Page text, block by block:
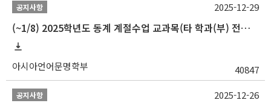
공지사항
(~1/8) 2025학년도 동계 계절수업 교과목(타 학과(부) 전공 및 교양) 성적평가방법 선택제 신청 안내
아시아언어문명학부 40847
2025-12-29
공지사항 2025-12-26